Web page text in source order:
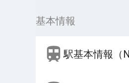
基本情報
駅基本情報（